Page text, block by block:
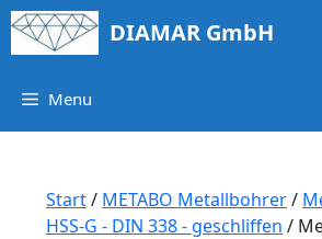
Springe
zum
DIAMAR GmbH
Menu
Start/ METABO Metallbohrer/
HSS-G - DIN 338 - geschliffen /